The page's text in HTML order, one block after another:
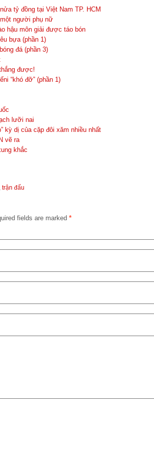
tỷ đồng tại Việt Nam TP. HCM
người phụ nữ
hậu môn giải được táo bón
bựa (phần 1)
đá (phần 3)
được!
“khó đỡ” (phần 1)
lưỡi nai
kỳ dị của cặp đôi xăm nhiều nhất
vẽ ra
khắc
, trận đấu
fields are marked *